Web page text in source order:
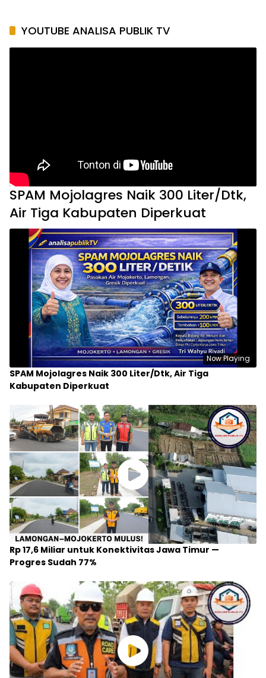
YOUTUBE ANALISA PUBLIK TV
SPAM Mojolagres Naik 300 Liter/Dtk,
Air Tiga Kabupaten Diperkuat
Now Playing
SPAM Mojolagres Naik 300 Liter/Dtk, Air Tiga
Kabupaten Diperkuat
Rp 17,6 Miliar untuk Konektivitas Jawa Timur —
Progres Sudah 77%